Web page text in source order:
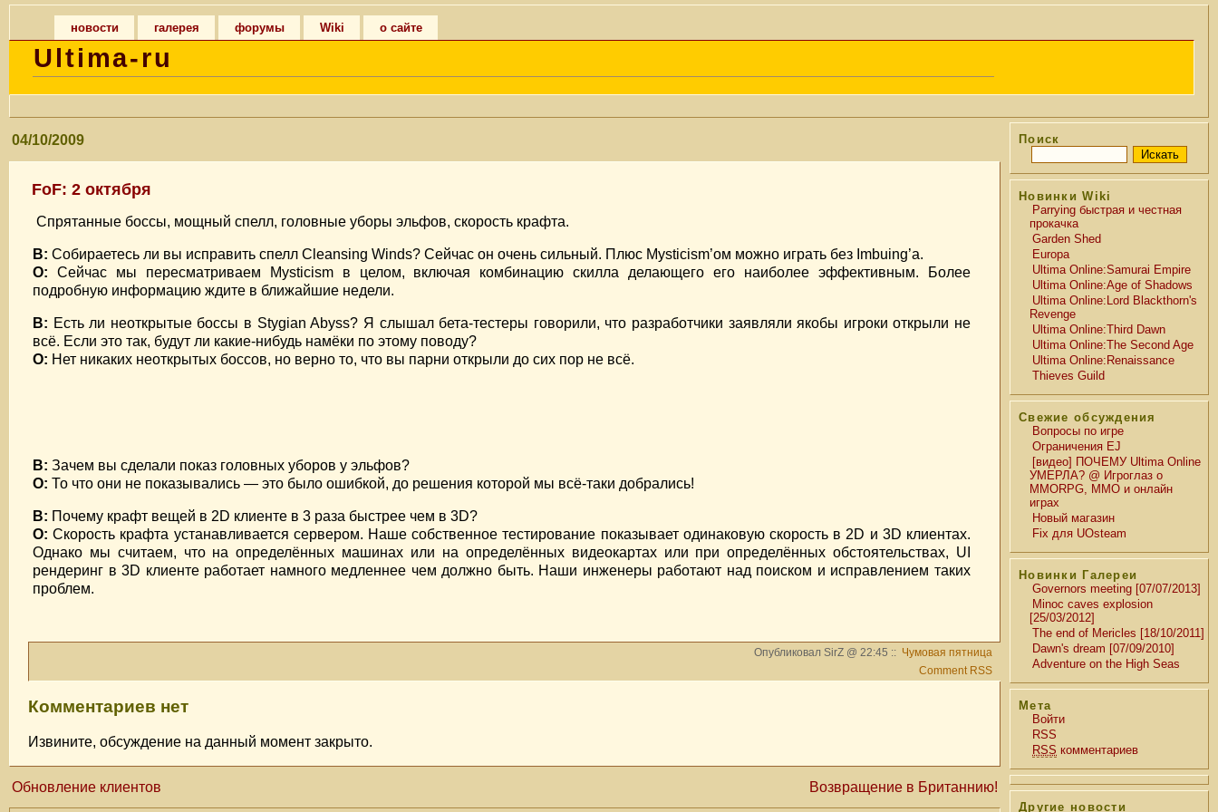
новости галерея форумы Wiki о сайте
Ultima-ru
Поиск
Новинки Wiki
Parrying быстрая и честная
прокачка
Garden Shed
Europa
Ultima Online:Samurai Empire
Ultima Online:Age of Shadows
Ultima Online:Lord Blackthorn's
Revenge
Ultima Online:Third Dawn
Ultima Online:The Second Age
Ultima Online:Renaissance
Thieves Guild
Свежие обсуждения
Вопросы по игре
Ограничения EJ
[видео] ПОЧЕМУ Ultima Online
УМЕРЛА? @ Игроглаз о
MMORPG, MMO и онлайн
играх
Новый магазин
Fix для UOsteam
Новинки Галереи
Governors meeting [07/07/2013]
Minoc caves explosion
[25/03/2012]
The end of Mericles [18/10/2011]
Dawn's dream [07/09/2010]
Adventure on the High Seas
Мета
Войти
RSS
RSS комментариев
Другие новости
04/10/2009
FoF: 2 октября
Спрятанные боссы, мощный спелл, головные уборы эльфов, скорость крафта.
В: Собираетесь ли вы исправить спелл Cleansing Winds? Сейчас он очень сильный. Плюс Mysticism’ом можно играть без Imbuing’а.
О: Сейчас мы пересматриваем Mysticism в целом, включая комбинацию скилла делающего его наиболее эффективным. Более
подробную информацию ждите в ближайшие недели.
В: Есть ли неоткрытые боссы в Stygian Abyss? Я слышал бета-тестеры говорили, что разработчики заявляли якобы игроки открыли не
всё. Если это так, будут ли какие-нибудь намёки по этому поводу?
О: Нет никаких неоткрытых боссов, но верно то, что вы парни открыли до сих пор не всё.
В: Зачем вы сделали показ головных уборов у эльфов?
О: То что они не показывались — это было ошибкой, до решения которой мы всё-таки добрались!
В: Почему крафт вещей в 2D клиенте в 3 раза быстрее чем в 3D?
О: Скорость крафта устанавливается сервером. Наше собственное тестирование показывает одинаковую скорость в 2D и 3D клиентах.
Однако мы считаем, что на определённых машинах или на определённых видеокартах или при определённых обстоятельствах, UI
рендеринг в 3D клиенте работает намного медленнее чем должно быть. Наши инженеры работают над поиском и исправлением таких
проблем.
Опубликовал SirZ @ 22:45 :: Чумовая пятница
Comment RSS
Комментариев нет
Извините, обсуждение на данный момент закрыто.
Возвращение в Британнию!
Обновление клиентов